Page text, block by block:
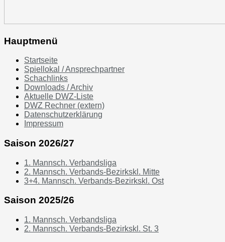
Hauptmenü
Startseite
Spiellokal / Ansprechpartner
Schachlinks
Downloads / Archiv
Aktuelle DWZ-Liste
DWZ Rechner (extern)
Datenschutzerklärung
Impressum
Saison 2026/27
1. Mannsch. Verbandsliga
2. Mannsch. Verbands-Bezirkskl. Mitte
3+4. Mannsch. Verbands-Bezirkskl. Ost
Saison 2025/26
1. Mannsch. Verbandsliga
2. Mannsch. Verbands-Bezirkskl. St. 3